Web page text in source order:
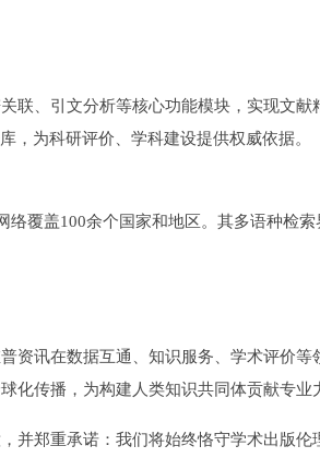
联、引文分析等核心功能模块，实现文献
，为科研评价、学科建设提供权威依据。
覆盖100余个国家和地区。其多语种检
资讯在数据互通、知识服务、学术评价等
化传播，为构建人类知识共同体贡献专业
并郑重承诺：我们将始终恪守学术出版伦